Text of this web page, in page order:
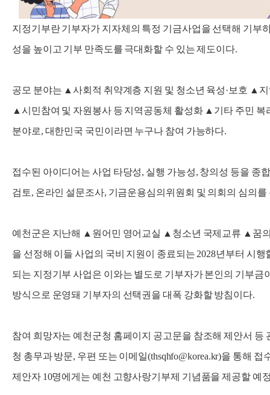
지정기부란 기부자가 지자체의 특정 기금사업을 선택해 기부
성을 높이고 기부 만족도를 극대화할 수 있는 제도이다.
공모 분야는 ▲사회적 취약계층 지원 및 청소년 육성·보호 ▲지
▲시민참여 및 자원봉사 등 지역공동체 활성화 ▲기타 주민 복
분야로, 대한민국 국민이라면 누구나 참여 가능하다.
접수된 아이디어는 사업 타당성, 실행 가능성, 창의성 등을 종
검토, 온라인 설문조사, 기금운용심의위원회 및 의회의 심의
예천군은 지난해 ▲원어민 영어교실 ▲청소년 국제교류 ▲꿈
을 선정해 이들 사업의 국비 지원이 종료되는 2028년부터 시
되는 지정기부 사업은 이와는 별도로 기부자가 본인의 기부금
방식으로 운영돼 기부자의 선택권을 대폭 강화할 방침이다.
참여 희망자는 예천군청 홈페이지 공고문을 참조해 제안서 등
청 총무과 방문, 우편 또는 이메일(thsqhfo@korea.kr)을 통해
제안자 10명에게는 예천 고향사랑기부제 기념품을 제공할 예